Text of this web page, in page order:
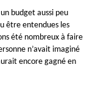
budget aussi peu
être entendues les
été nombreux à faire
n’avait imaginé
encore gagné en